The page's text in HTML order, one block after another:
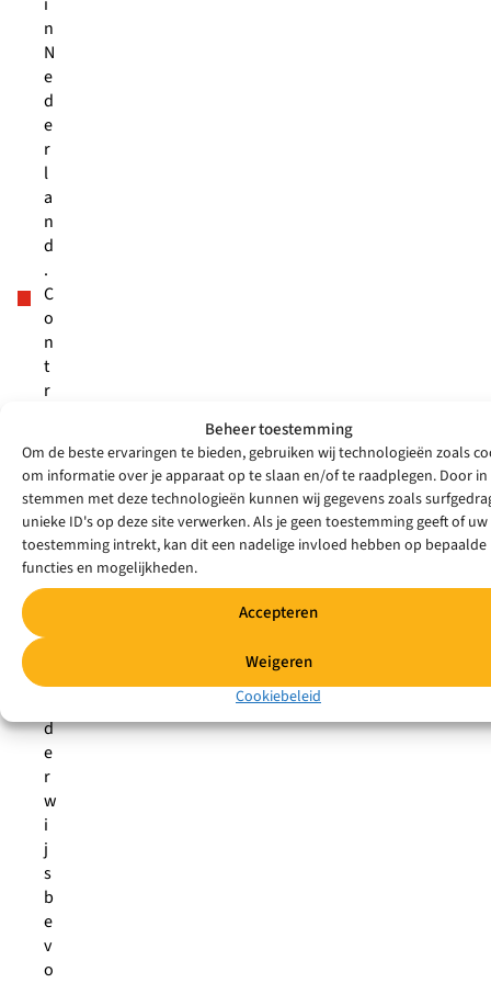
Beheer toestemming
Om de beste ervaringen te bieden, gebruiken wij technologieën zoals
om informatie over je apparaat op te slaan en/of te raadplegen. Door
stemmen met deze technologieën kunnen wij gegevens zoals
unieke ID's op deze site verwerken. Als je geen toestemming geeft of uw
toestemming intrekt, kan dit een nadelige invloed hebben op bepaalde
functies en mogelijkheden.
Accepteren
Weigeren
Cookiebeleid
i
n
N
e
d
e
r
l
a
n
d
.
C
o
n
t
r
e
e
r
o
f
j
o
d
e
r
w
i
j
s
b
e
v
o